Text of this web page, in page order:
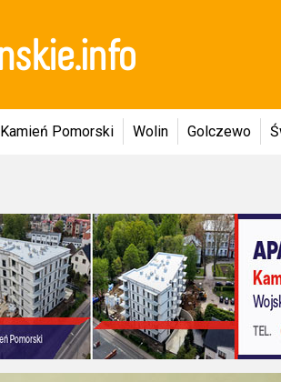
Kamień Pomorski Wolin Golczewo